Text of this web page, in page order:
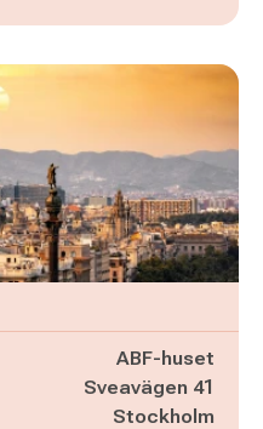
ABF-huset
Sveavägen 41
Stockholm